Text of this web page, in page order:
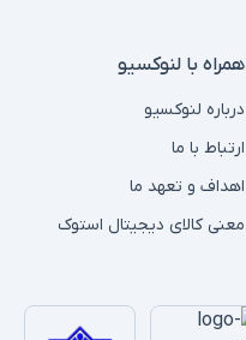
همراه با لنوکسیو
درباره لنوکسیو
ارتباط با ما
اهداف و تعهد ما
معنی کالای دیجیتال استوک